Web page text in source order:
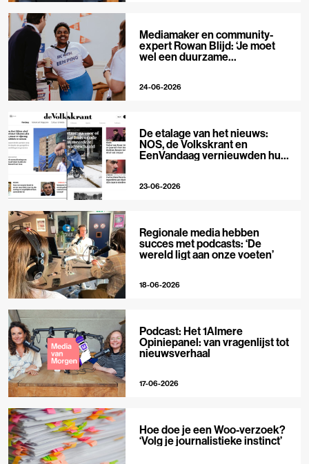
Mediamaker en community-
expert Rowan Blijd: ‘Je moet
wel een duurzame
24-06-2026
De etalage van het nieuws:
NOS, de Volkskrant en
EenVandaag vernieuwden hun
23-06-2026
Regionale media hebben
succes met podcasts: ‘De
wereld ligt aan onze voeten’
18-06-2026
Podcast: Het 1Almere
Opiniepanel: van vragenlijst tot
nieuwsverhaal
17-06-2026
Hoe doe je een Woo-verzoek?
‘Volg je journalistieke instinct’